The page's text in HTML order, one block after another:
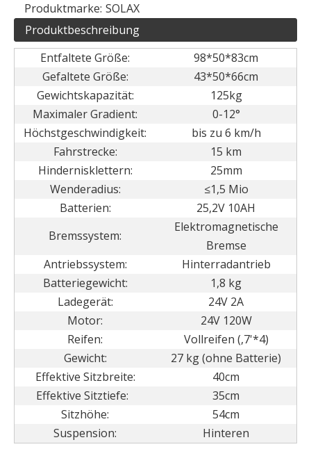
Produktmarke: SOLAX
Produktbeschreibung
Entfaltete Größe:
98*50*83cm
Gefaltete Größe:
43*50*66cm
Gewichtskapazität:
125kg
Maximaler Gradient:
0-12°
Höchstgeschwindigkeit:
bis zu 6 km/h
Fahrstrecke:
15 km
Hindernisklettern:
25mm
Wenderadius:
≤1,5 Mio
Batterien:
25,2V 10AH
Bremssystem:
Elektromagnetische
Bremse
Antriebssystem:
Hinterradantrieb
Batteriegewicht:
1,8 kg
Ladegerät:
24V 2A
Motor:
24V 120W
Reifen:
Vollreifen (,7'*4)
Gewicht:
27 kg (ohne Batterie)
Effektive Sitzbreite:
40cm
Effektive Sitztiefe:
35cm
Sitzhöhe:
54cm
Suspension:
Hinteren